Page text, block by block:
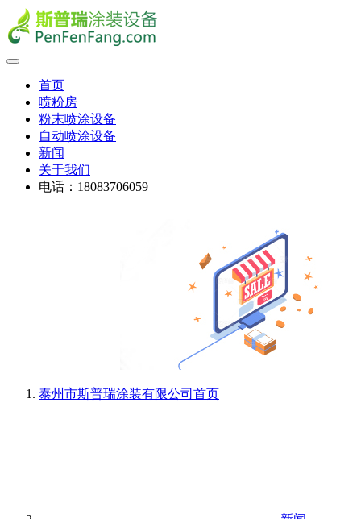
首页
喷粉房
粉末喷涂设备
自动喷涂设备
新闻
关于我们
电话：18083706059
泰州市斯普瑞涂装有限公司 首页